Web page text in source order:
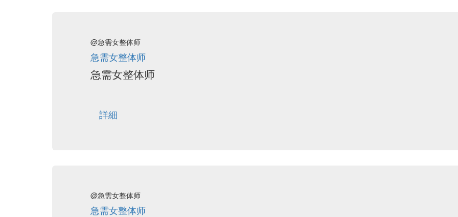
@急需女整体师
急需女整体师
急需女整体师
詳細
@急需女整体师
急需女整体师